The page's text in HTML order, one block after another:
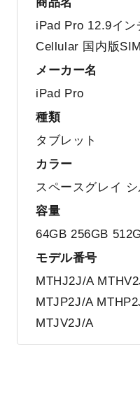
商品名
iPad Pro 12.9イ
Cellular 国内版
メーカー名
iPad Pro
種類
タブレット
カラー
スペースグレイ
容量
64GB 256GB
モデル番号
MTHJ2J/A
MTJP2J/A
MTJV2J/A